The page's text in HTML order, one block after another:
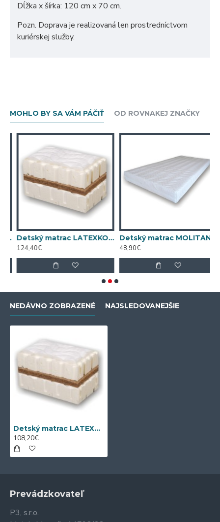
Dĺžka x šírka: 120 cm x 70 cm.
Pozn. Doprava je realizovaná len prostredníctvom
kuriérskej služby.
MOHLO BY SA VÁM PÁČIŤ OD ROVNAKEJ ZNAČKY
Detský matrac LATEXKO (140 cm x 70 cm)
124,40€
Detský matrac MOLITANKO TOP (120 cm x 60 cm)
48,90€
NEDÁVNO ZOBRAZENÉ NAJSLEDOVANEJŠIE
Detský matrac LATEXKO (120 cm x 70 cm)
108,20€
Prevádzkovateľ
P3, s.r.o.